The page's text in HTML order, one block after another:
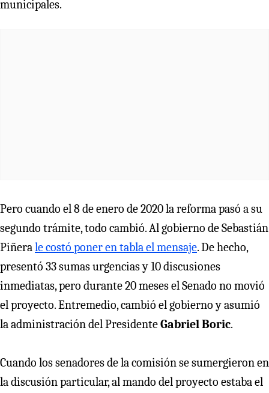
municipales.
Pero cuando el 8 de enero de 2020 la reforma pasó a su
segundo trámite, todo cambió. Al gobierno de Sebastián
Piñera le costó poner en tabla el mensaje. De hecho,
presentó 33 sumas urgencias y 10 discusiones
inmediatas, pero durante 20 meses el Senado no movió
el proyecto. Entremedio, cambió el gobierno y asumió
la administración del PresidenteGabriel Boric.
Cuando los senadores de la comisión se sumergieron en
la discusión particular, al mando del proyecto estaba el